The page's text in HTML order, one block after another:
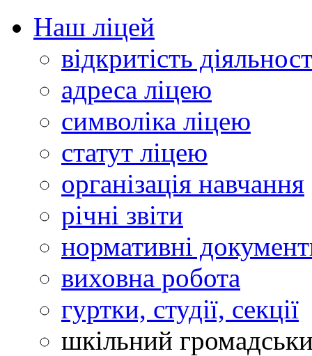
Наш ліцей
відкритість
адреса ліцею
символіка ліцею
статут ліцею
організація навчання
річні звіти
нормативні
виховна робота
гуртки, студії, секції
шкільний